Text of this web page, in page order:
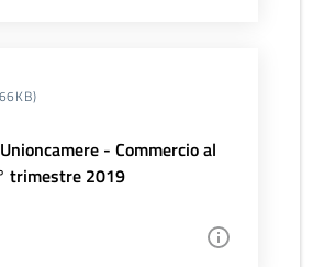
- Commercio al
trimestre 2019